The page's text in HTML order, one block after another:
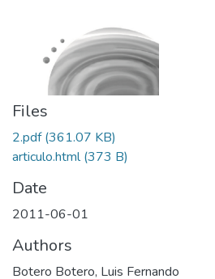
Files
2.pdf(361.07 KB)
articulo.html(373 B)
Date
2011-06-01
Authors
Botero Botero, Luis Fernando